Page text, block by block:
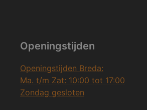
Openingstijden
Openingstijden Breda:
Ma. t/m Zat: 10:00 tot 17:00
Zondag gesloten